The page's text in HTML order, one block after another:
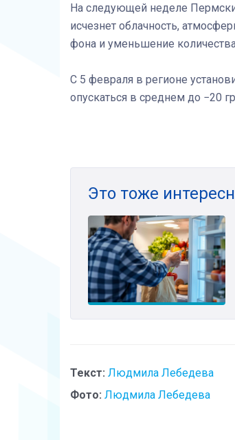
На следующей неделе
исчезнет облачность,
фона и уменьшение
С 5 февраля в регионе
опускаться в среднем до −20
Это тоже
Текст: Людмила Лебедева
Фото: Людмила Лебедева